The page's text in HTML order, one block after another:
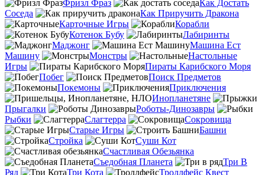
Фризл Фраз
Как Достать
Соседа
Как Приручить Дракона
Карточные Игры
Корабли
Котенок Бубу
Лабиринты
Маджонг
Машина Ест
Машину
Монстры
Настольные
Игры
Пираты Карибского Моря
Побег
Поиск Предметов
Покемоны
Приключения
Инопланетяне
Прыгалки
Роботы-Динозавры
Рыбки
Слагтерра
Сокровища
Старые Игры
Башни
Стройка
Суши Кот
Счастливая Обезьянка
Съедобная Планета
Три В
Ряд
Три Кота
Троллфейс Квест